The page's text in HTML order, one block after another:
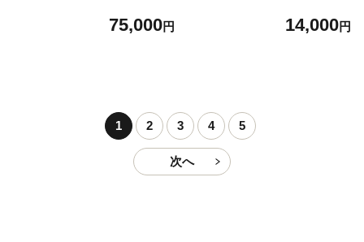
75,000円
枚） 詰め合わせ 蒲鉾 かまぼ
14,000円
1 2 3 4 5
次へ